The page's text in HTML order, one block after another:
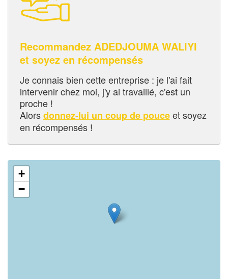
Recommandez ADEDJOUMA WALIYI
et soyez en récompensés
Je connais bien cette entreprise : je l'ai fait
intervenir chez moi, j'y ai travaillé, c'est un
proche !
Alorsdonnez-lui un coup de pouceet soyez
en récompensés !
+
−